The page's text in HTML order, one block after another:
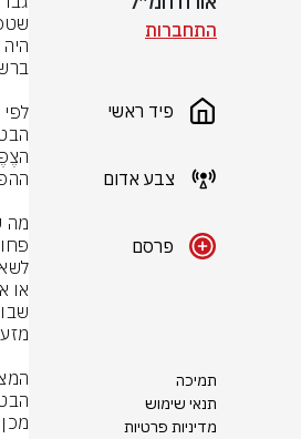
התחברות
פיד ראשי
צבע אדום
פרסם
תמיכה
תנאי שימוש
מדיניות פרטיות